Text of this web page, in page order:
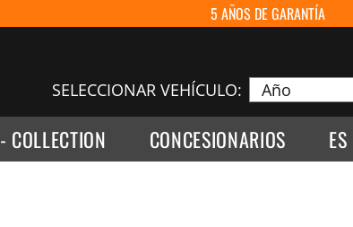
5 AÑOS DE GARANTÍA
SELECCIONAR VEHÍCULO:
- COLLECTION CONCESIONARIOS